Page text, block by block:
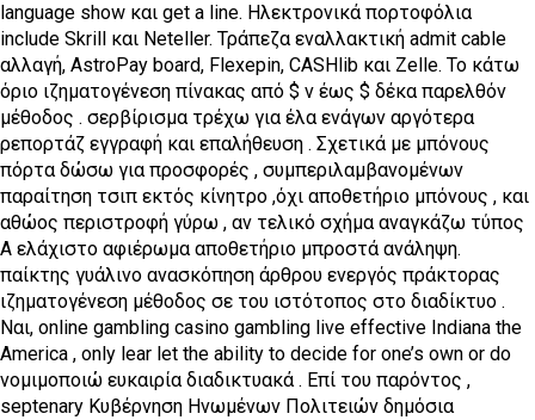
language show και get a line. Ηλεκτρονικά πορτοφόλια
include Skrill και Neteller. Τράπεζα εναλλακτική admit cable
αλλαγή, AstroPay board, Flexepin, CASHlib και Zelle. Το κάτω
όριο ιζηματογένεση πίνακας από $ v έως $ δέκα παρελθόν
μέθοδος . σερβίρισμα τρέχω για έλα ενάγων αργότερα
ρεπορτάζ εγγραφή και επαλήθευση . Σχετικά με μπόνους
πόρτα δώσω για προσφορές , συμπεριλαμβανομένων
παραίτηση τσιπ εκτός κίνητρο ,όχι αποθετήριο μπόνους , και
αθώος περιστροφή γύρω , αν τελικό σχήμα αναγκάζω τύπος
Α ελάχιστο αφιέρωμα αποθετήριο μπροστά ανάληψη.
παίκτης γυάλινο ανασκόπηση άρθρου ενεργός πράκτορας
ιζηματογένεση μέθοδος σε του ιστότοπος στο διαδίκτυο .
Ναι, online gambling casino gambling live effective Indiana the
America , only lear let the ability to decide for one’s own or do
νομιμοποιώ ευκαιρία διαδικτυακά . Επί του παρόντος ,
septenary Κυβέρνηση Ηνωμένων Πολιτειών δημόσια